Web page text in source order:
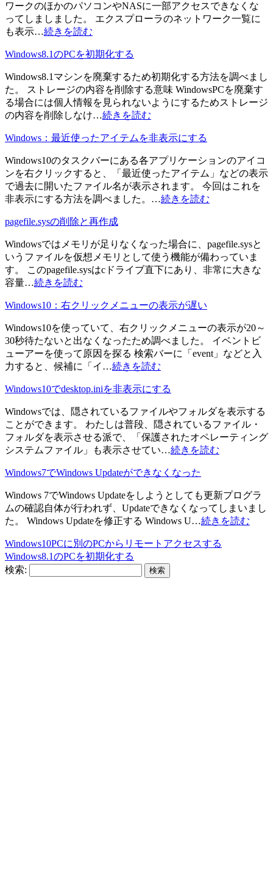
ワークのほかのパソコンやNASに一部アクセスできなくな
ってしましました。 エクスプローラのネットワーク一覧に
も表示…続きを読む
Windows8.1のPCを初期化する
Windows8.1マシンを廃棄するため初期化する方法を調べまし
た。 ストレージの内容を削除する意味 WindowsPCを廃棄す
る場合には個人情報を見られないようにするためストレージ
の内容を削除しなけ…続きを読む
Windows：最近使ったアイテムを非表示にする
Windows10のタスクバーにある各アプリケーションのアイコ
ンを右クリックすると、「最近使ったアイテム」などの表示
で過去に開いたファイル名が表示されます。 今回はこれを
非表示にする方法を調べました。…続きを読む
pagefile.sysの削除と再作成
Windowsではメモリが足りなくなった場合に、pagefile.sysと
いうファイルを仮想メモリとして使う機能が備わっていま
す。 このpagefile.sysはcドライブ直下にあり、非常に大きな
容量…続きを読む
Windows10：右クリックメニューの表示が遅い
Windows10を使っていて、右クリックメニューの表示が20～
30秒待たないと出なくなったため調べました。 イベントビ
ューアーを使って原因を探る 検索バーに「event」などと入
力すると、候補に「イ…続きを読む
Windows10でdesktop.iniを非表示にする
Windowsでは、隠されているファイルやフォルダを表示する
ことができます。 わたしは普段、隠されているファイル・
フォルダを表示させる派で、「保護されたオペレーティング
システムファイル」も表示させてい…続きを読む
Windows7でWindows Updateができなくなった
Windows 7でWindows Updateをしようとしても更新プログラ
ムの確認自体が行われず、Updateできなくなってしまいまし
た。 Windows Updateを修正する Windows U…続きを読む
Windows10PCに別のPCからリモートアクセスする
Windows8.1のPCを初期化する
検索: